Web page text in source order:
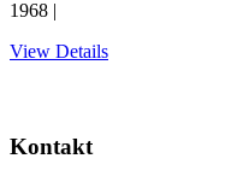
1968 |
View Details
Kontakt